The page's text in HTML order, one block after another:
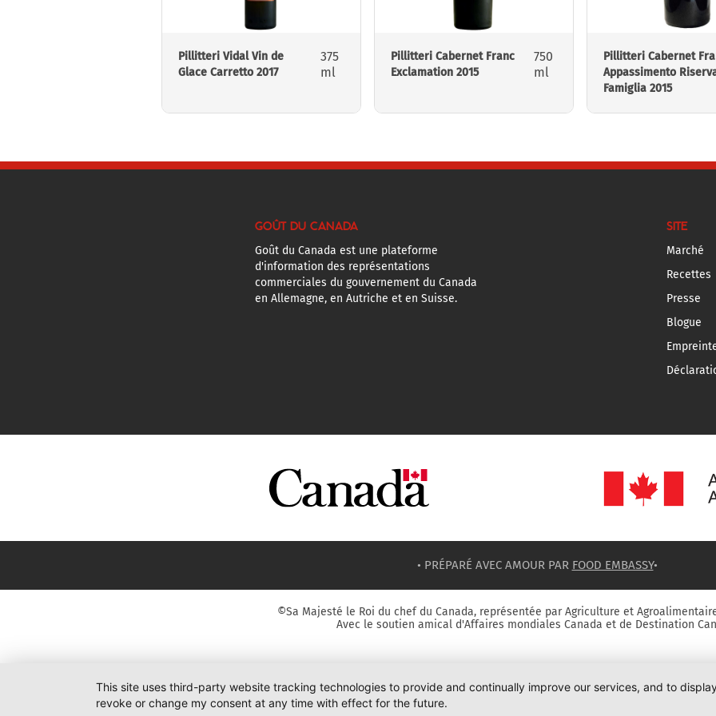
Pillitteri Vidal Vin de
Glace Carretto 2017
375
ml
Pillitteri Cabernet Franc
Exclamation 2015
750
ml
Pillitteri Cabernet
Appassimento
Famiglia 2015
GOÛT DU CANADA
Goût du Canada est une plateforme
d'information des représentations
commerciales du gouvernement du Canada
en Allemagne, en Autriche et en Suisse.
SITE
Marché
Recettes
Presse
Blogue
• PRÉPARÉ AVEC AMOUR PAR FOOD EMBASSY•
©Sa Majesté le Roi du chef du Canada, représentée par Agriculture et
Avec le soutien amical d'Affaires mondiales Canada et de Destination
This site uses third-party website tracking technologies to provide and continually improve our services, and to
revoke or change my consent at any time with effect for the future.